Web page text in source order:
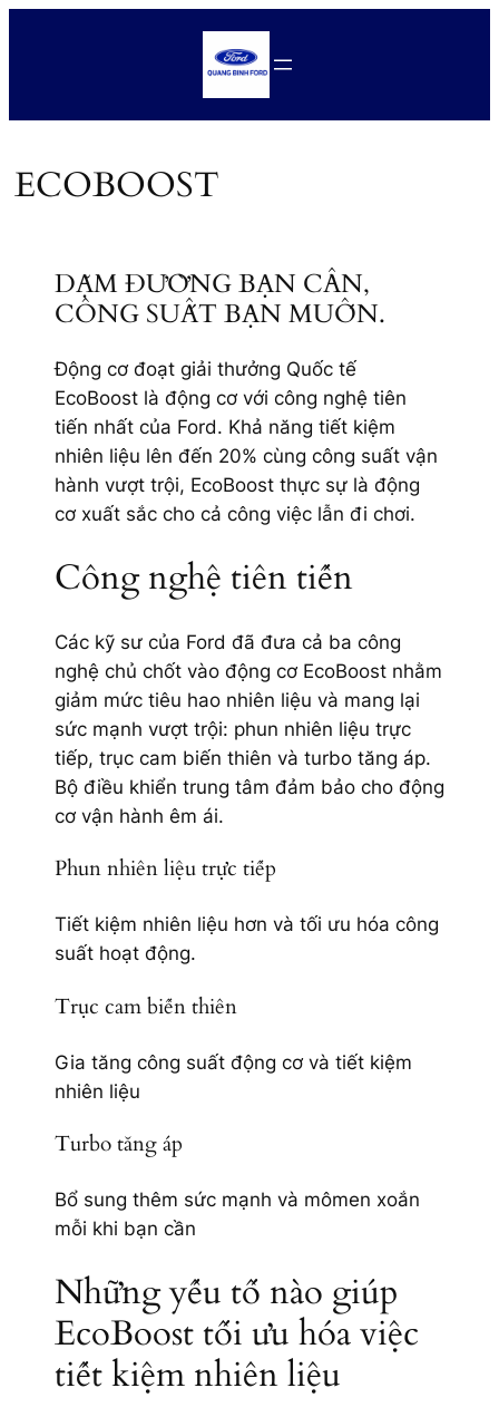
ECOBOOST
DẶM ĐƯỜNG BẠN CẦN,
CÔNG SUẤT BẠN MUỐN.
Động cơ đoạt giải thưởng Quốc tế
EcoBoost là động cơ với công nghệ tiên
tiến nhất của Ford. Khả năng tiết kiệm
nhiên liệu lên đến 20% cùng công suất vận
hành vượt trội, EcoBoost thực sự là động
cơ xuất sắc cho cả công việc lẫn đi chơi.
Công nghệ tiên tiến
Các kỹ sư của Ford đã đưa cả ba công
nghệ chủ chốt vào động cơ EcoBoost nhằm
giảm mức tiêu hao nhiên liệu và mang lại
sức mạnh vượt trội: phun nhiên liệu trực
tiếp, trục cam biến thiên và turbo tăng áp.
Bộ điều khiển trung tâm đảm bảo cho động
cơ vận hành êm ái.
Phun nhiên liệu trực tiếp
Tiết kiệm nhiên liệu hơn và tối ưu hóa công
suất hoạt động.
Trục cam biến thiên
Gia tăng công suất động cơ và tiết kiệm
nhiên liệu
Turbo tăng áp
Bổ sung thêm sức mạnh và mômen xoắn
mỗi khi bạn cần
Những yếu tố nào giúp
EcoBoost tối ưu hóa việc
tiết kiệm nhiên liệu